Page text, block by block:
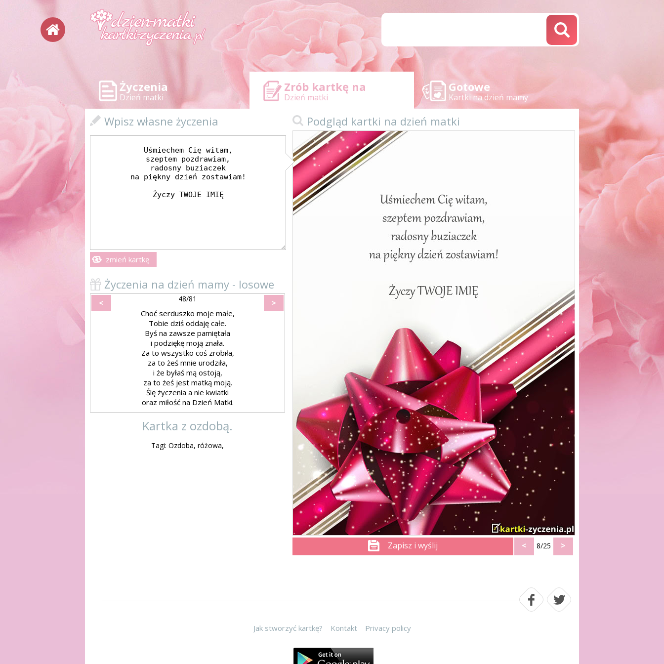
Życzenia
Dzień matki
Zrób kartkę na
Dzień matki
Gotowe
Kartki na dzień mamy
Wpisz własne życzenia
zmień kartkę
Podgląd kartki na dzień matki
Zapisz i wyślij < 8/25 >
Życzenia na dzień mamy - losowe
< 48/81 >
Choć serduszko moje małe,
Tobie dziś oddaję całe.
Byś na zawsze pamiętała
i podziękę moją znała.
Za to wszystko coś zrobiła,
za to żeś mnie urodziła,
i że byłaś mą ostoją,
za to żeś jest matką moją.
Ślę życzenia a nie kwiatki
oraz miłość na Dzień Matki.
Kartka z ozdobą.
Tagi: Ozdoba, różowa,
Jak stworzyć kartkę? Kontakt Privacy policy